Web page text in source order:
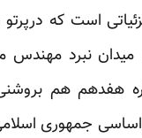
است که
میدان نبرد مهندس
هفدهم هم
جمهوری